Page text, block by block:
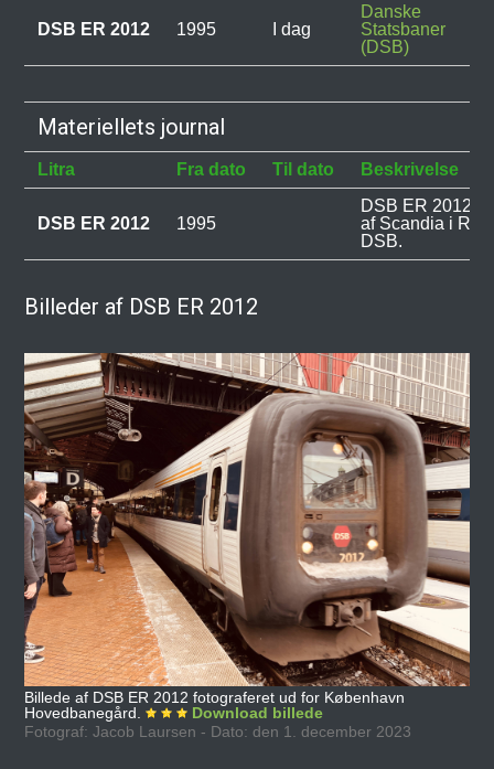
DSB ER 2012 1995 I dag
Danske
Statsbaner
(DSB)
Materiellets journal
Litra Fra dato Til dato Beskrivelse
DSB ER 2012 1995
DSB ER 2012
af Scandia i
DSB.
Billeder af DSB ER 2012
Billede af DSB ER 2012 fotograferet ud for København
Hovedbanegård.
Download billede
Fotograf: Jacob Laursen - Dato: den 1. december 2023